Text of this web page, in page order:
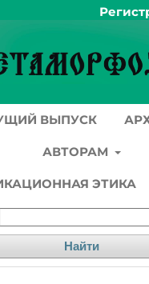
ВЫПУСК
АВТОРАМ
ЭТИКА
Найти